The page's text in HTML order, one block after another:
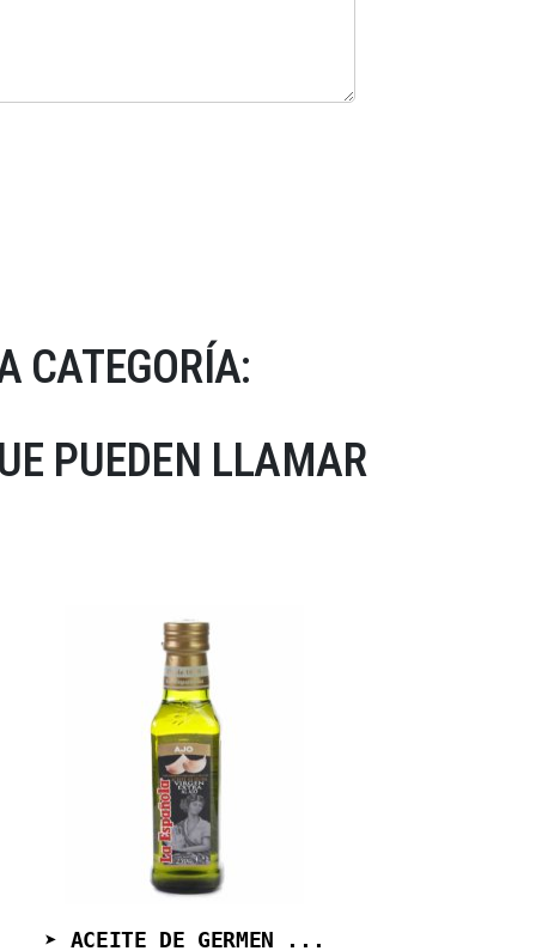
CATEGORÍA:
PUEDEN LLAMAR
➤ ACEITE DE GERMEN ...